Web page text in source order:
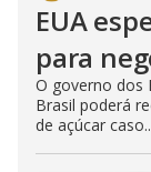
EUA
para
O governo dos
Brasil poderá
de açúcar